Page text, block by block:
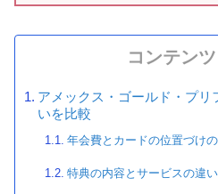
コンテンツ
アメックス・ゴールド・プリ
いを比較
年会費とカードの位置づけ
特典の内容とサービスの違い